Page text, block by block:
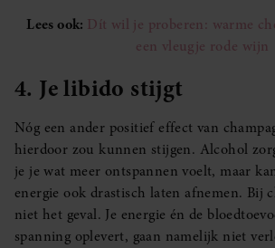
Lees ook: Dít wil je proberen: warme
een vleugje rode wijn
4. Je libido stijgt
Nóg een ander positief effect van
hierdoor zou kunnen stijgen. Alcohol
je je wat meer ontspannen voelt, maar
energie ook drastisch laten afnemen. Bij
niet het geval. Je energie én de
spanning oplevert, gaan namelijk niet